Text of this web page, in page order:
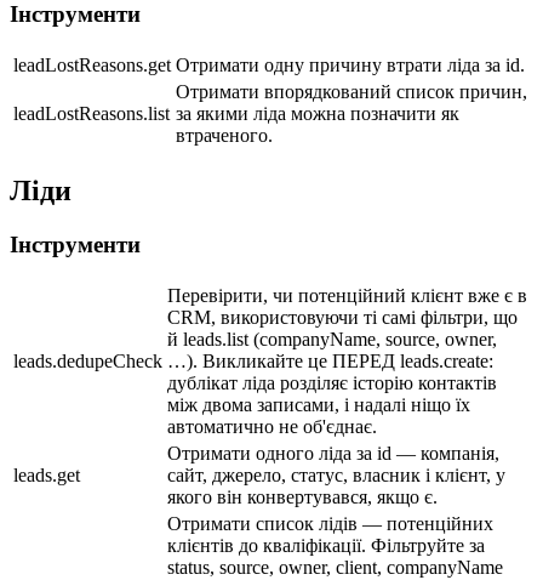
Інструменти
leadLostReasons.get Отримати одну причину втрати ліда за id.
leadLostReasons.list
Отримати впорядкований список причин,
за якими ліда можна позначити як
втраченого.
Ліди
Інструменти
leads.dedupeCheck
Перевірити, чи потенційний клієнт вже є в
CRM, використовуючи ті самі фільтри, що
й leads.list (companyName, source, owner,
…). Викликайте це ПЕРЕД leads.create:
дублікат ліда розділяє історію контактів
між двома записами, і надалі ніщо їх
автоматично не об'єднає.
leads.get
Отримати одного ліда за id — компанія,
сайт, джерело, статус, власник і клієнт, у
якого він конвертувався, якщо є.
Отримати список лідів — потенційних
клієнтів до кваліфікації. Фільтруйте за
status, source, owner, client, companyName